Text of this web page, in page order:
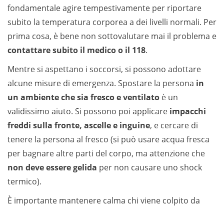
fondamentale agire tempestivamente per riportare
subito la temperatura corporea a dei livelli normali. Per
prima cosa, è bene non sottovalutare mai il problema e
contattare subito il medico o il 118.
Mentre si aspettano i soccorsi, si possono adottare
alcune misure di emergenza. Spostare la persona in
un ambiente che sia fresco e ventilato è un
validissimo aiuto. Si possono poi applicare impacchi
freddi sulla fronte, ascelle e inguine, e cercare di
tenere la persona al fresco (si può usare acqua fresca
per bagnare altre parti del corpo, ma attenzione che
non deve essere gelida per non causare uno shock
termico).
È importante mantenere calma chi viene colpito da